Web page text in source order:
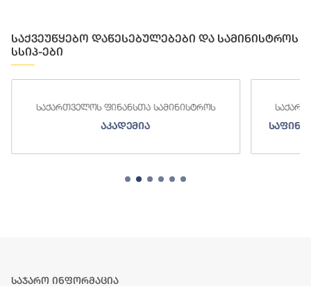
საქვეუწყებო დაწესებულებები და სამინისტროს
სსიპ-ები
საქართველოს ფინანსთა სამინისტროს
აკადემია
საჯარო ინფორმაცია